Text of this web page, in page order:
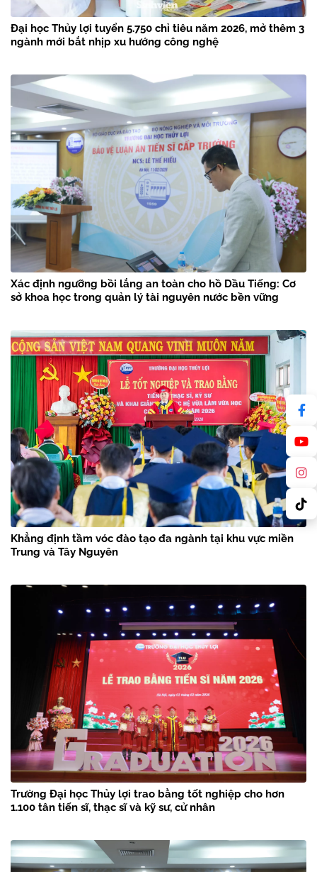
Đại học Thủy lợi tuyển 5.750 chỉ tiêu năm 2026, mở thêm 3
ngành mới bắt nhịp xu hướng công nghệ
Xác định ngưỡng bồi lắng an toàn cho hồ Dầu Tiếng: Cơ
sở khoa học trong quản lý tài nguyên nước bền vững
Khẳng định tầm vóc đào tạo đa ngành tại khu vực miền
Trung và Tây Nguyên
Trường Đại học Thủy lợi trao bằng tốt nghiệp cho hơn
1.100 tân tiến sĩ, thạc sĩ và kỹ sư, cử nhân